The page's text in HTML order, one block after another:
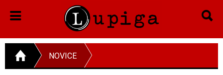
NOVICE